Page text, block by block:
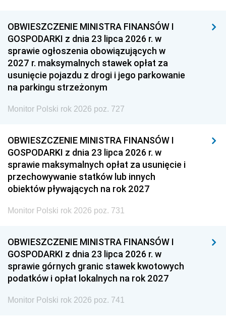
OBWIESZCZENIE MINISTRA FINANSÓW I
GOSPODARKI z dnia 23 lipca 2026 r. w
sprawie ogłoszenia obowiązujących w
2027 r. maksymalnych stawek opłat za
usunięcie pojazdu z drogi i jego parkowanie
na parkingu strzeżonym
Monitor Polski rok 2026 poz. 727
OBWIESZCZENIE MINISTRA FINANSÓW I
GOSPODARKI z dnia 23 lipca 2026 r. w
sprawie maksymalnych opłat za usunięcie i
przechowywanie statków lub innych
obiektów pływających na rok 2027
Monitor Polski rok 2026 poz. 731
OBWIESZCZENIE MINISTRA FINANSÓW I
GOSPODARKI z dnia 23 lipca 2026 r. w
sprawie górnych granic stawek kwotowych
podatków i opłat lokalnych na rok 2027
Monitor Polski rok 2026 poz. 741